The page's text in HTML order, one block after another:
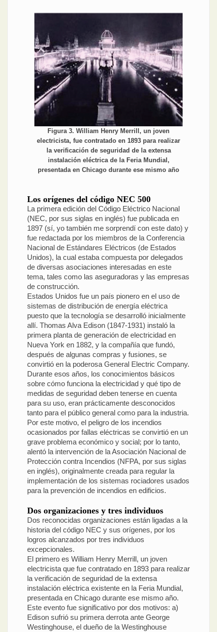
Figura 3. William Henry Merrill, un joven
electricista, fue contratado en 1893 para realizar
la verificación de seguridad de la extensa
instalación eléctrica de la Feria Mundial,
presentada en Chicago durante ese mismo año
Los orígenes del código NEC 500
La primera edición del Código Eléctrico Nacional
(NEC, por sus siglas en inglés) fue publicada en
1897 (sí, yo también me sorprendí con este dato) y
fue redactada por los miembros de la Conferencia
Nacional de Estándares Eléctricos (de Estados
Unidos), la cual estaba compuesta por delegados
de diversas asociaciones interesadas en este
tema, tales como las aseguradoras y las empresas
de construcción.
Estados Unidos fue un país pionero en el uso de
sistemas de distribución de energía eléctrica
puesto que la tecnología se desarrolló inicialmente
allí. Thomas Alva Edison (1847-1931) instaló la
primera planta de generación de electricidad en
Nueva York en 1882, y la compañía que fundó,
después de algunas compras y fusiones, se
convirtió en la poderosa General Electric Company.
Durante esos años, los conocimientos básicos
sobre cómo funciona la electricidad y qué tipo de
medidas de seguridad deben tenerse en cuenta
para su uso, eran prácticamente desconocidos
tanto para el público general como para la industria.
Por este motivo, el peligro de los incendios
ocasionados por fallas eléctricas se convirtió en un
grave problema económico y social; por lo tanto,
alentó la intervención de la Asociación Nacional de
Protección contra Incendios (NFPA, por sus siglas
en inglés), originalmente creada para regular la
implementación de los sistemas rociadores usados
para la prevención de incendios en edificios.
Dos organizaciones y tres individuos
Dos reconocidas organizaciones están ligadas a la
historia del código NEC y sus orígenes, por los
logros alcanzados por tres individuos
excepcionales.
El primero es William Henry Merrill, un joven
electricista que fue contratado en 1893 para realizar
la verificación de seguridad de la extensa
instalación eléctrica existente en la Feria Mundial,
presentada en Chicago durante ese mismo año.
Este evento fue significativo por dos motivos: a)
Edison sufrió su primera derrota ante George
Westinghouse, el dueño de la Westinghouse